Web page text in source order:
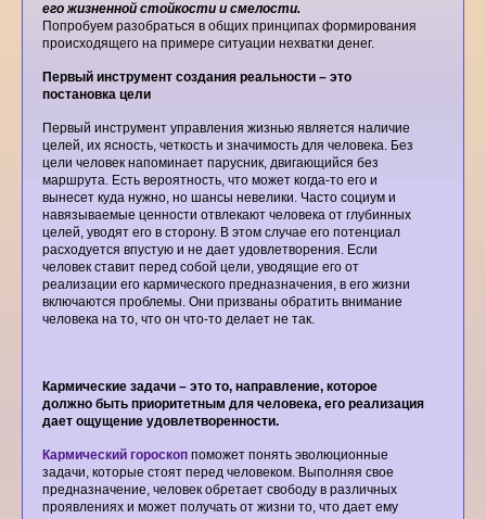
его жизненной стойкости и смелости.
Попробуем разобраться в общих принципах формирования
происходящего на примере ситуации нехватки денег.
Первый инструмент создания реальности – это
постановка цели
Первый инструмент управления жизнью является наличие
целей, их ясность, четкость и значимость для человека. Без
цели человек напоминает парусник, двигающийся без
маршрута. Есть вероятность, что может когда-то его и
вынесет куда нужно, но шансы невелики. Часто социум и
навязываемые ценности отвлекают человека от глубинных
целей, уводят его в сторону. В этом случае его потенциал
расходуется впустую и не дает удовлетворения. Если
человек ставит перед собой цели, уводящие его от
реализации его кармического предназначения, в его жизни
включаются проблемы. Они призваны обратить внимание
человека на то, что он что-то делает не так.
Кармические задачи – это то, направление, которое
должно быть приоритетным для человека, его реализация
дает ощущение удовлетворенности.
Кармический гороскоп поможет понять эволюционные
задачи, которые стоят перед человеком. Выполняя свое
предназначение, человек обретает свободу в различных
проявлениях и может получать от жизни то, что дает ему